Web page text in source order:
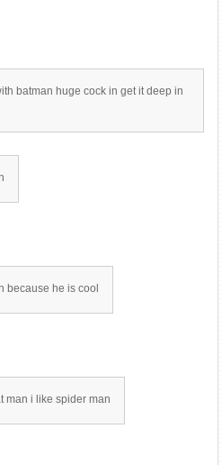
batman huge cock in get it deep in
because he is cool
man i like spider man